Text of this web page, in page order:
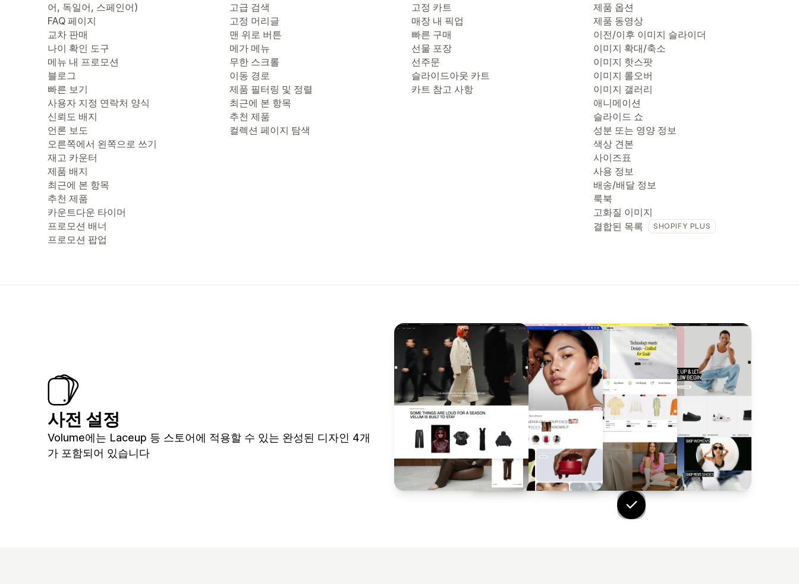
어, 독일어, 스페인어)
FAQ 페이지
교차 판매
나이 확인 도구
메뉴 내 프로모션
블로그
빠른 보기
사용자 지정 연락처 양식
신뢰도 배지
언론 보도
오른쪽에서 왼쪽으로 쓰기
재고 카운터
제품 배지
최근에 본 항목
추천 제품
카운트다운 타이머
프로모션 배너
프로모션 팝업
고급 검색
고정 머리글
맨 위로 버튼
메가 메뉴
무한 스크롤
이동 경로
제품 필터링 및 정렬
최근에 본 항목
추천 제품
컬렉션 페이지 탐색
고정 카트
매장 내 픽업
빠른 구매
선물 포장
선주문
슬라이드아웃 카트
카트 참고 사항
제품 옵션
제품 동영상
이전/이후 이미지 슬라이더
이미지 확대/축소
이미지 핫스팟
이미지 롤오버
이미지 갤러리
애니메이션
슬라이드 쇼
성분 또는 영양 정보
색상 견본
사이즈표
사용 정보
배송/배달 정보
룩북
고화질 이미지
결합된 목록
SHOPIFY PLUS
사전 설정
Volume에는 Laceup 등 스토어에 적용할 수 있는 완성된 디자인 4개
가 포함되어 있습니다